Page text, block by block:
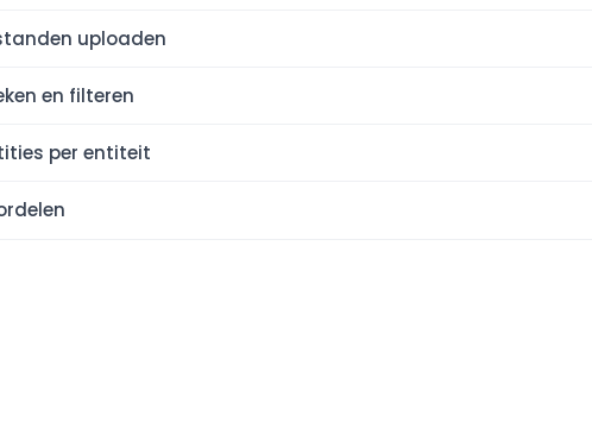
uploaden
en filteren
per entiteit